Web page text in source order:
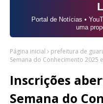
Portal de Notícias •
uma
Página inicial prefeitura de
Semana do Conhecimento 2025
Inscrições
Semana do